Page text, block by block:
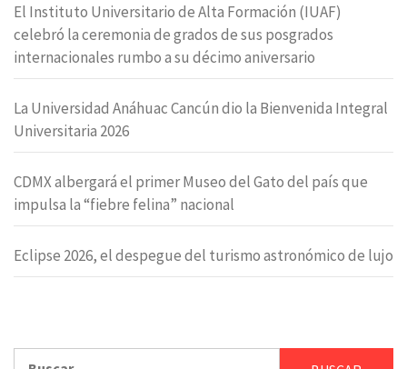
El Instituto Universitario de Alta Formación (IUAF)
celebró la ceremonia de grados de sus posgrados
internacionales rumbo a su décimo aniversario
La Universidad Anáhuac Cancún dio la Bienvenida Integral
Universitaria 2026
CDMX albergará el primer Museo del Gato del país que
impulsa la “fiebre felina” nacional
Eclipse 2026, el despegue del turismo astronómico de lujo